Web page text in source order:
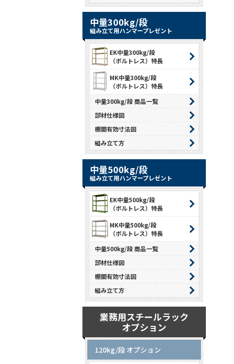
中量300kg/段
組み立て用ハンマープレゼント
EK中量300kg/段
（ボルトレス）特長
MK中量300kg/段
（ボルトレス）特長
中量300kg/段 商品一覧
部材仕様図
棚間有効寸法図
組み立て方
中量500kg/段
組み立て用ハンマープレゼント
EK中量500kg/段
（ボルトレス）特長
MK中量500kg/段
（ボルトレス）特長
中量500kg/段 商品一覧
部材仕様図
棚間有効寸法図
組み立て方
業務用スチールラック
オプション
120kg/段 オプション